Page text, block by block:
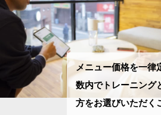
メニュー価格を一律
数内でトレーニング
方をお選びいただく